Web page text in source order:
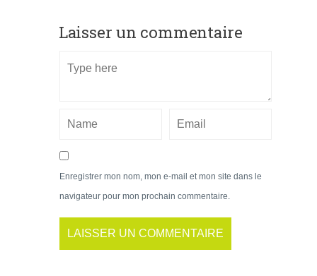
Laisser un commentaire
Enregistrer mon nom, mon e-mail et mon site dans le
navigateur pour mon prochain commentaire.